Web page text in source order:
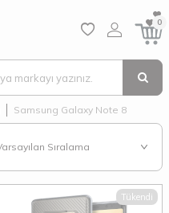
0
Samsung Galaxy Note 8
Tükendi